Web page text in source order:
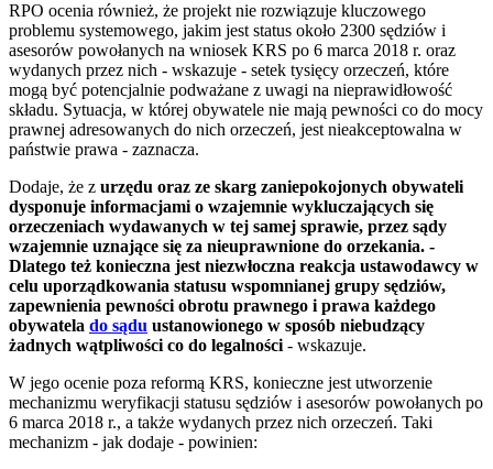
RPO ocenia również, że projekt nie rozwiązuje kluczowego
problemu systemowego, jakim jest status około 2300 sędziów i
asesorów powołanych na wniosek KRS po 6 marca 2018 r. oraz
wydanych przez nich - wskazuje - setek tysięcy orzeczeń, które
mogą być potencjalnie podważane z uwagi na nieprawidłowość
składu. Sytuacja, w której obywatele nie mają pewności co do mocy
prawnej adresowanych do nich orzeczeń, jest nieakceptowalna w
państwie prawa - zaznacza.
Dodaje, że z urzędu oraz ze skarg zaniepokojonych obywateli
dysponuje informacjami o wzajemnie wykluczających się
orzeczeniach wydawanych w tej samej sprawie, przez sądy
wzajemnie uznające się za nieuprawnione do orzekania. -
Dlatego też konieczna jest niezwłoczna reakcja ustawodawcy w
celu uporządkowania statusu wspomnianej grupy sędziów,
zapewnienia pewności obrotu prawnego i prawa każdego
obywatela do sądu ustanowionego w sposób niebudzący
żadnych wątpliwości co do legalności - wskazuje.
W jego ocenie poza reformą KRS, konieczne jest utworzenie
mechanizmu weryfikacji statusu sędziów i asesorów powołanych po
6 marca 2018 r., a także wydanych przez nich orzeczeń. Taki
mechanizm - jak dodaje - powinien: